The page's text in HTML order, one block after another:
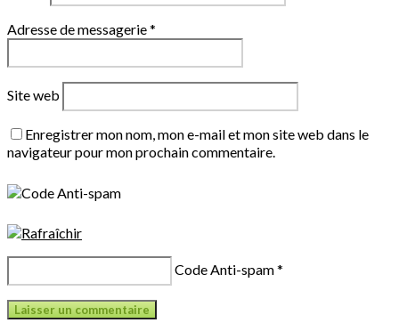
Adresse de messagerie*
Site web
Enregistrer mon nom, mon e-mail et mon site web dans le
navigateur pour mon prochain commentaire.
Code Anti-spam*